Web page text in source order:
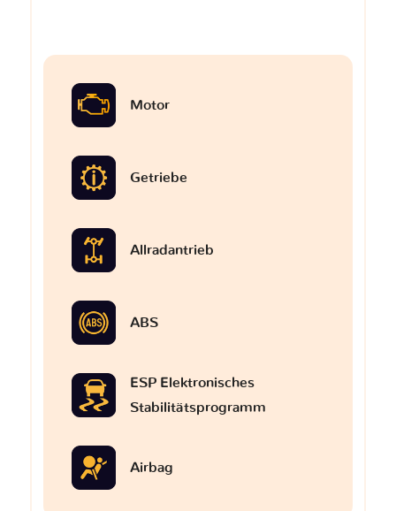
Motor
Getriebe
Allradantrieb
ABS
ESP Elektronisches
Stabilitätsprogramm
Airbag